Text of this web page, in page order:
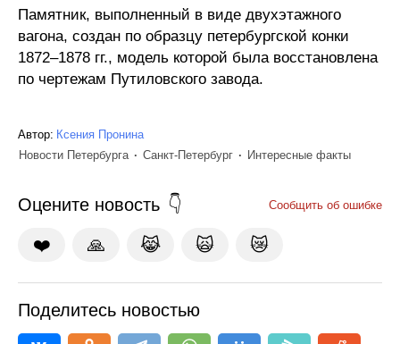
Памятник, выполненный в виде двухэтажного
вагона, создан по образцу петербургской конки
1872–1878 гг., модель которой была восстановлена
по чертежам Путиловского завода.
Автор: Ксения Пронина
Новости Петербурга
Санкт-Петербург Интересные факты
Оцените новость Сообщить об ошибке
❤️ 🙏 😹 🙀 😿
Поделитесь новостью